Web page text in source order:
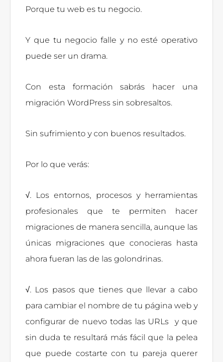
Porque tu web es tu negocio.
Y que tu negocio falle y no esté operativo
puede ser un drama.
Con esta formación sabrás hacer una
migración WordPress sin sobresaltos.
Sin sufrimiento y con buenos resultados.
Por lo que verás:
√. Los entornos, procesos y herramientas
profesionales que te permiten hacer
migraciones de manera sencilla, aunque las
únicas migraciones que conocieras hasta
ahora fueran las de las golondrinas.
√. Los pasos que tienes que llevar a cabo
para cambiar el nombre de tu página web y
configurar de nuevo todas las URLs y que
sin duda te resultará más fácil que la pelea
que puede costarte con tu pareja querer